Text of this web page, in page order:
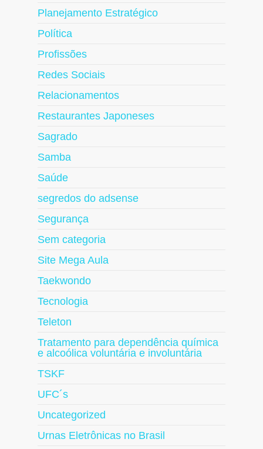
Planejamento Estratégico
Política
Profissões
Redes Sociais
Relacionamentos
Restaurantes Japoneses
Sagrado
Samba
Saúde
segredos do adsense
Segurança
Sem categoria
Site Mega Aula
Taekwondo
Tecnologia
Teleton
Tratamento para dependência química
e alcoólica voluntária e involuntária
TSKF
UFC´s
Uncategorized
Urnas Eletrônicas no Brasil